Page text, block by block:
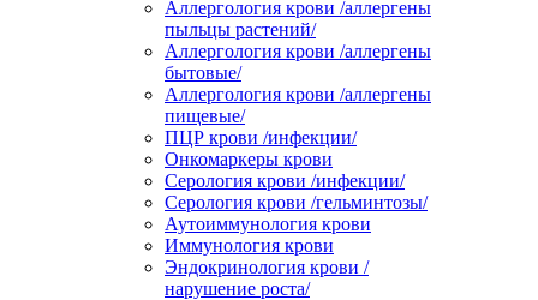
Аллергология крови /аллергены
пыльцы растений/
Аллергология крови /аллергены
бытовые/
Аллергология крови /аллергены
пищевые/
ПЦР крови /инфекции/
Онкомаркеры крови
Серология крови /инфекции/
Серология крови /гельминтозы/
Аутоиммунология крови
Иммунология крови
Эндокринология крови /
нарушение роста/